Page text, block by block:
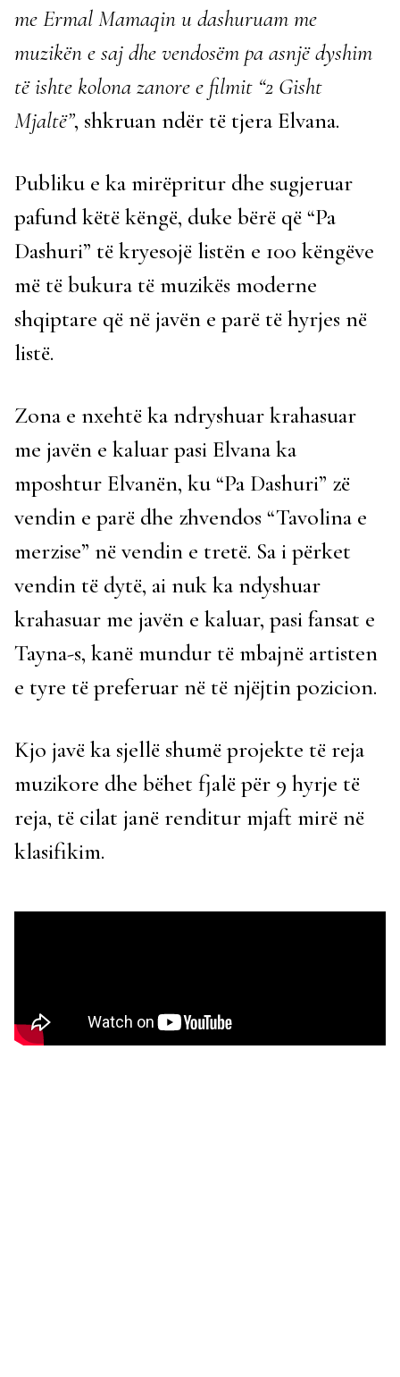
me Ermal Mamaqin u dashuruam me
muzikën e saj dhe vendosëm pa asnjë dyshim
të ishte kolona zanore e filmit “2 Gisht
Mjaltë”, shkruan ndër të tjera Elvana.
Publiku e ka mirëpritur dhe sugjeruar
pafund këtë këngë, duke bërë që “Pa
Dashuri” të kryesojë listën e 100 këngëve
më të bukura të muzikës moderne
shqiptare që në javën e parë të hyrjes në
listë.
Zona e nxehtë ka ndryshuar krahasuar
me javën e kaluar pasi Elvana ka
mposhtur Elvanën, ku “Pa Dashuri” zë
vendin e parë dhe zhvendos “Tavolina e
merzise” në vendin e tretë. Sa i përket
vendin të dytë, ai nuk ka ndyshuar
krahasuar me javën e kaluar, pasi fansat e
Tayna-s, kanë mundur të mbajnë artisten
e tyre të preferuar në të njëjtin pozicion.
Kjo javë ka sjellë shumë projekte të reja
muzikore dhe bëhet fjalë për 9 hyrje të
reja, të cilat janë renditur mjaft mirë në
klasifikim.